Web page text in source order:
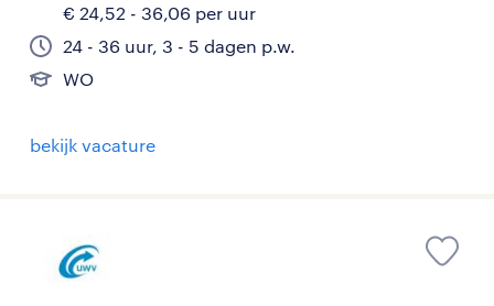
€ 24,52 - 36,06 per uur
24 - 36 uur, 3 - 5 dagen p.w.
WO
bekijk vacature